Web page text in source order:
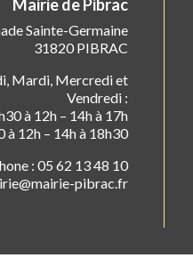
Mairie de Pibrac
Sainte-Germaine
31820 PIBRAC
Mardi, Mercredi et
Vendredi :
à 12h – 14h à 17h
à 12h – 14h à 18h30
: 05 62 13 48 10
pibrac.fr